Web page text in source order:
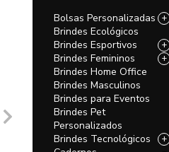
Bolsas Personalizadas +
Brindes Ecológicos
Brindes Esportivos
+
Brindes Femininos +
Brindes Home Office
Brindes Masculinos
Brindes para Eventos
Brindes Pet
Personalizados
Brindes Tecnológicos
+